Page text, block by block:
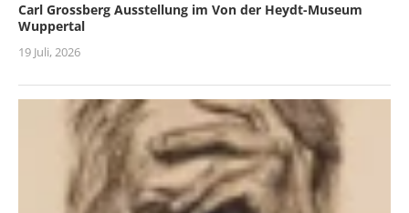
Carl Grossberg Ausstellung im Von der Heydt-Museum
Wuppertal
19 Juli, 2026